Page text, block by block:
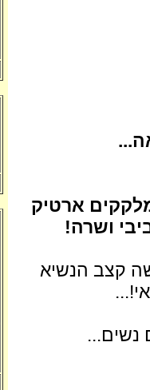
ארטיק
ושרה!
קצב הנשיא